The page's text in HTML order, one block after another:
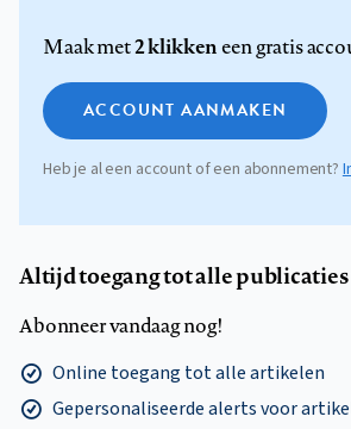
Maak met2 klikkeneen gratis
ACCOUNT AANMAKEN
Heb je al een account of een abonnement?
Altijd toegang tot alle
Abonneer vandaag nog!
Online toegang tot alle artikelen
Gepersonaliseerde alerts voor